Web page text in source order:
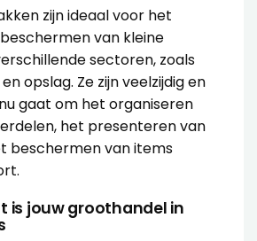
zijn ideaal voor het
van kleine
sectoren, zoals
opslag. Ze zijn veelzijdig en
gaat om het organiseren
het presenteren van
beschermen van items
is jouw groothandel in